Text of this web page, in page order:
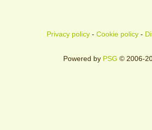
Privacy policy- Cookie policy-
Powered by PSG © 2006-